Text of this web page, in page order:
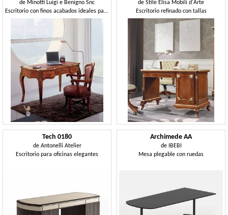
de Minotti Luigi e Benigno Snc
Escritorio con finos acabados ideales para oficinas clásicos
de Stile Elisa Mobili d'Arte
Escritorio refinado con tallas
Tech 0180
de Antonelli Atelier
Escritorio para oficinas elegantes
Archimede AA
de
IBEBI
Mesa plegable con ruedas